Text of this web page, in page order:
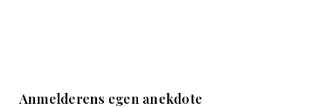
Anmelderens egen anekdote